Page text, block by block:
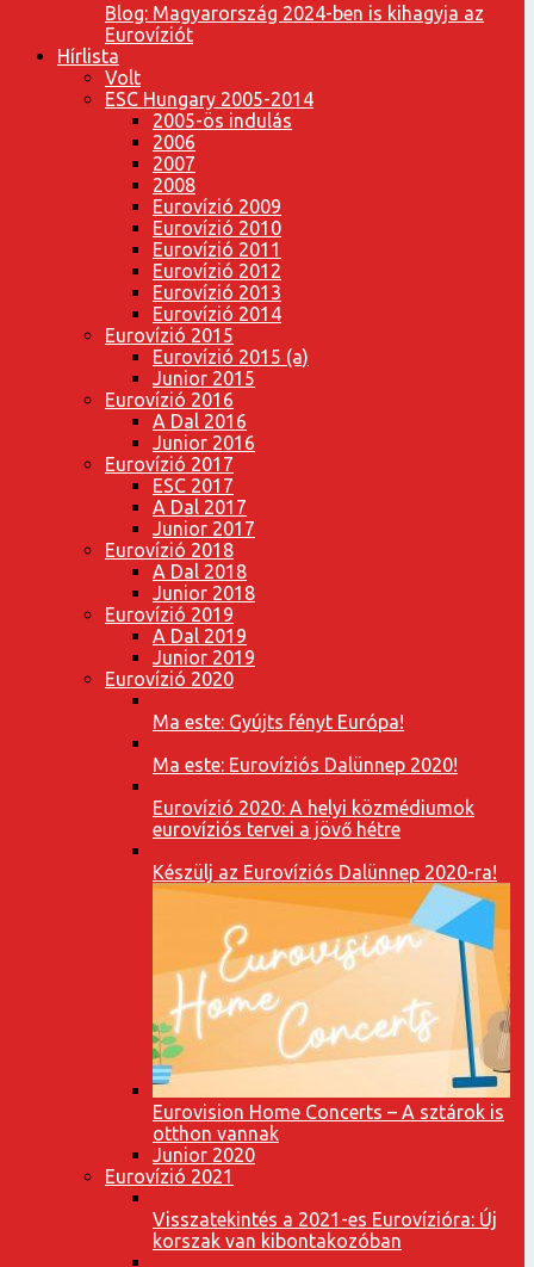
Blog: Magyarország 2024-ben is kihagyja az
Eurovíziót
Hírlista
Volt
ESC Hungary 2005-2014
2005-ös indulás
2006
2007
2008
Eurovízió 2009
Eurovízió 2010
Eurovízió 2011
Eurovízió 2012
Eurovízió 2013
Eurovízió 2014
Eurovízió 2015
Eurovízió 2015 (a)
Junior 2015
Eurovízió 2016
A Dal 2016
Junior 2016
Eurovízió 2017
ESC 2017
A Dal 2017
Junior 2017
Eurovízió 2018
A Dal 2018
Junior 2018
Eurovízió 2019
A Dal 2019
Junior 2019
Eurovízió 2020
Ma este: Gyújts fényt Európa!
Ma este: Eurovíziós Dalünnep 2020!
Eurovízió 2020: A helyi közmédiumok
eurovíziós tervei a jövő hétre
Készülj az Eurovíziós Dalünnep 2020-ra!
Eurovision Home Concerts – A sztárok is
otthon vannak
Junior 2020
Eurovízió 2021
Visszatekintés a 2021-es Eurovízióra: Új
korszak van kibontakozóban